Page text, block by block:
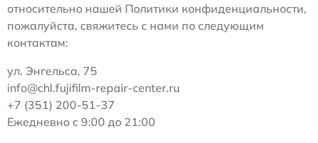
относительно нашей Политики конфиденциальности,
пожалуйста, свяжитесь с нами по следующим
контактам:
ул. Энгельса, 75
info@chl.fujifilm-repair-center.ru
+7 (351) 200-51-37
Ежедневно с 9:00 до 21:00